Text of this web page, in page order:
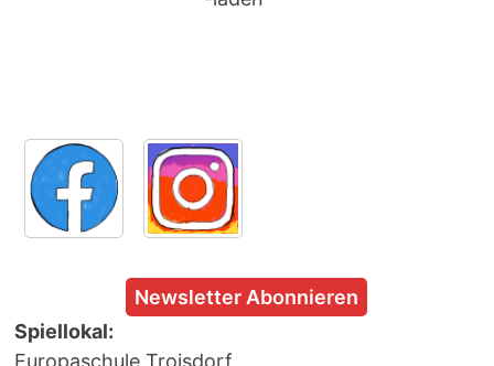
Newsletter Abonnieren
Spiellokal:
Europaschule Troisdorf